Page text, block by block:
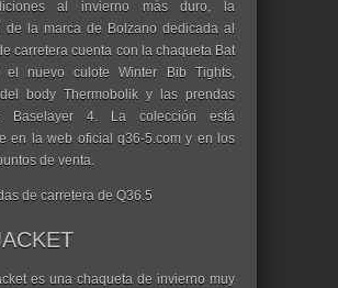
al invierno más duro, la
de la marca de Bolzano dedicada al
carretera cuenta con la chaqueta Bat
el nuevo culote Winter Bib Tights,
body Thermobolik y las prendas
Baselayer 4. La colección está
en la web oficial q36-5.com y en los
de venta.
de carretera de Q36.5
es una chaqueta de invierno muy